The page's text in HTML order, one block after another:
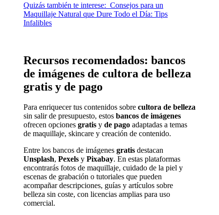
Quizás también te interese: Consejos para un
Maquillaje Natural que Dure Todo el Día: Tips
Infalibles
Recursos recomendados: bancos
de imágenes de cultora de belleza
gratis y de pago
Para enriquecer tus contenidos sobre cultora de belleza
sin salir de presupuesto, estos bancos de imágenes
ofrecen opciones gratis y de pago adaptadas a temas
de maquillaje, skincare y creación de contenido.
Entre los bancos de imágenes gratis destacan
Unsplash, Pexels y Pixabay. En estas plataformas
encontrarás fotos de maquillaje, cuidado de la piel y
escenas de grabación o tutoriales que pueden
acompañar descripciones, guías y artículos sobre
belleza sin coste, con licencias amplias para uso
comercial.